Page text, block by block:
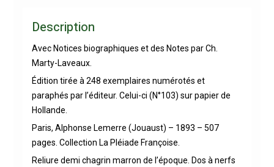
Description
Avec Notices biographiques et des Notes par Ch.
Marty-Laveaux.
Édition tirée à 248 exemplaires numérotés et
paraphés par l’éditeur. Celui-ci (N°103) sur papier de
Hollande.
Paris, Alphonse Lemerre (Jouaust) – 1893 – 507
pages. Collection La Pléiade Françoise.
Reliure demi chagrin marron de l’époque. Dos à nerfs